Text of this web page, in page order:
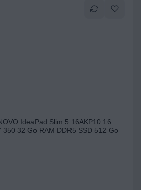
IdeaPad Slim 5 16AKP10 16
350 32 Go RAM DDR5 SSD 512 Go